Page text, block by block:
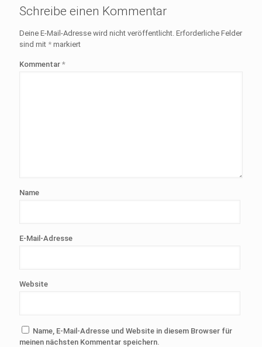
Schreibe einen Kommentar
Deine E-Mail-Adresse wird nicht veröffentlicht. Erforderliche Felder
sind mit * markiert
Kommentar *
Name
E-Mail-Adresse
Website
Name, E-Mail-Adresse und Website in diesem Browser für
meinen nächsten Kommentar speichern.